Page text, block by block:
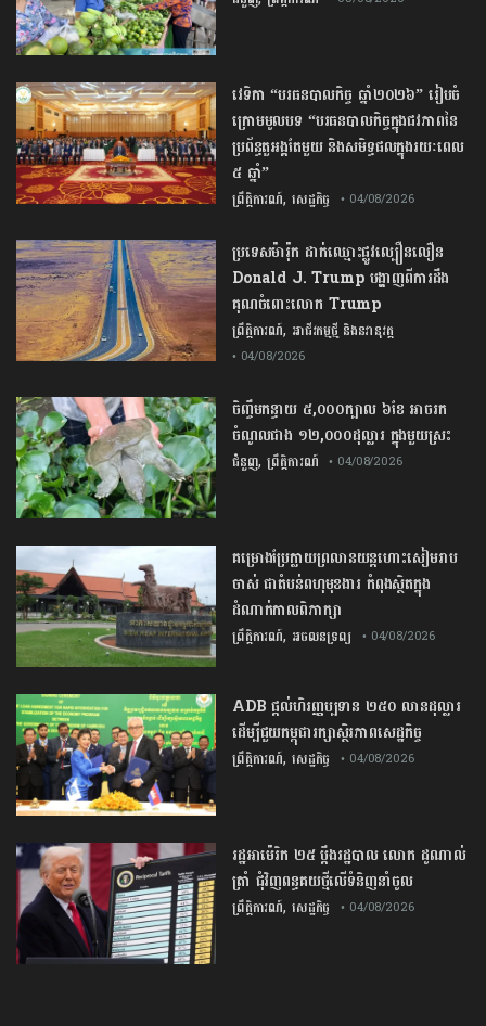
វេទិកា “បរធនបាលកិច្ច ឆ្នាំ២០២៦” រៀបចំ
ក្រោមមូលបទ “បរធនបាលកិច្ចក្នុងជវភាពនៃ
ប្រព័ន្ធតួអង្គតែមួយ និងសមិទ្ធផលក្នុងរយៈពេល
៥ ឆ្នាំ”
ព្រឹត្តិការណ៍, សេដ្ឋកិច្ច • 04/08/2026
ប្រទេស​ម៉ារ៉ុក​ ដាក់​ឈ្មោះ​ផ្លូវ​ល្បឿន​លឿន ​
Donald​ ​J​.​ ​Trump​ បង្ហាញពីការដឹង​
គុណ​ចំពោះ​លោក Trump
ព្រឹត្តិការណ៍, អាជីវកម្មថ្មី និងនវានុវត្ត
• 04/08/2026
ចិញ្ចឹម​កន្ធាយ ​៥,០០០​ក្បាល​ ​៦​ខែ ​អាច​រក​
ចំណូល​ជាង​ ​១២,០០០​ដុល្លារ​ ក្នុង​មួយ​ស្រះ​
ជំនួញ,ព្រឹត្តិការណ៍ • 04/08/2026
គម្រោង​ប្រែក្លាយ​ព្រលានយន្តហោះ​សៀមរាប​
ចាស់​ ​ជា​តំបន់​ពហុ​មុខងារ​ កំពុងស្ថិត​ក្នុង​
ដំណាក់កាល​ពិភាក្សា​
ព្រឹត្តិការណ៍, អចលនទ្រព្យ • 04/08/2026
ADB​ ​ផ្តល់​ហិរញ្ញប្បទាន ​២៥០​ ​លាន​ដុល្លារ ​
ដើម្បី​ជួយ​កម្ពុជា​រក្សា​ស្ថិរភាព​សេដ្ឋកិច្ច​
ព្រឹត្តិការណ៍, សេដ្ឋកិច្ច • 04/08/2026
រដ្ឋ​អាម៉េរិក​ ​២៥​ ​ប្ដឹង​រដ្ឋបាល លោក​ ​ដូណាល់
​ត្រាំ ​ជុំវិញ​ពន្ធ​គយ​ថ្មី​លើ​ទំនិញ​នាំចូល​
ព្រឹត្តិការណ៍, សេដ្ឋកិច្ច • 04/08/2026